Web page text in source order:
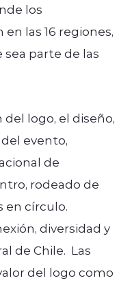
los
las 16 regiones,
parte de las
logo, el diseño,
evento,
de
rodeado de
en círculo.
diversidad y
de Chile. Las
del logo como